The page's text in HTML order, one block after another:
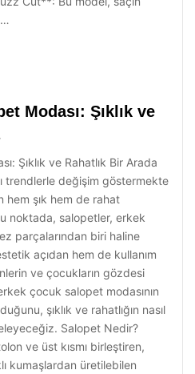
Modası: Şıklık ve
Şıklık ve Rahatlık Bir Arada
trendlerle değişim göstermekte
hem şık hem de rahat
noktada, salopetler, erkek
parçalarından biri haline
açıdan hem de kullanım
ve çocukların gözdesi
çocuk salopet modasının
şıklık ve rahatlığın nasıl
Salopet Nedir?
ve üst kısmı birleştiren,
kumaşlardan üretilebilen